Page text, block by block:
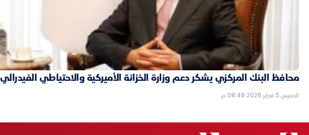
محافظ البنك المركزي يشكر دعم وزارة الخزانة الأميركية والاحتياطي الفيدرالي
الخميس 5 فبراير 2026 08:49 م